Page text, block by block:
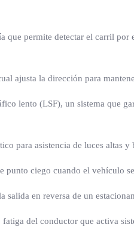
que permite detectar el carril
ajusta la dirección para
lento (LSF), un sistema que
para asistencia de luces altas
ciego cuando el vehículo
en reversa de un
del conductor que activa